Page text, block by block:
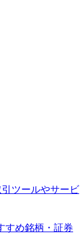
ツールやサービ
すめ銘柄・証券